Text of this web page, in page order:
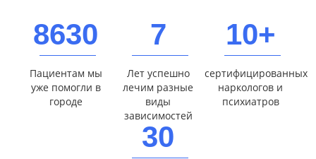
8630
Пациентам мы
уже помогли в
городе
7
Лет успешно
лечим разные
виды
зависимостей
10+
сертифицированных
наркологов и
психиатров
30